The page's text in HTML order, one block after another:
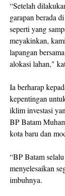
“Setelah
garapan berada
seperti yang
meyakinkan,
lapangan
alokasi lahan,"
Ia berharap
kepentingan
iklim investasi
BP Batam
kota baru dan
“BP Batam
menyelesaikan
imbuhnya.